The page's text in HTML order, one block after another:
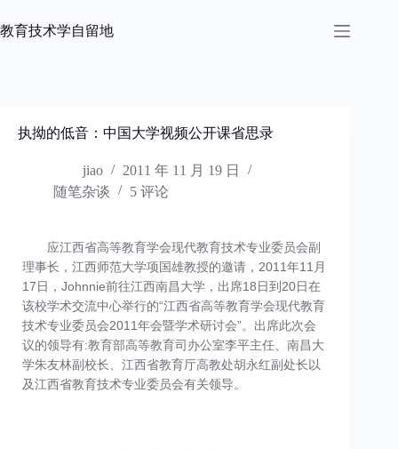
过
教育技术学自留地
执拗的低音：中国大学视频公开课省思录
jiao
2011 年 11 月 19 日
随笔杂谈
5 评论
应江西省高等教育学会现代教育技术专业委员会副
理事长，江西师范大学项国雄教授的邀请，2011年11月
17日，Johnnie前往江西南昌大学，出席18日到20日在
该校学术交流中心举行的“江西省高等教育学会现代教育
技术专业委员会2011年会暨学术研讨会”。出席此次会
议的领导有:教育部高等教育司办公室李平主任、南昌大
学朱友林副校长、江西省教育厅高教处胡永红副处长以
及江西省教育技术专业委员会有关领导。